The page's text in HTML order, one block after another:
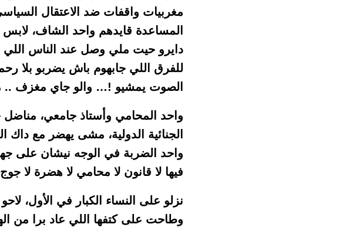
مغربيات واقفات ضد الاعتقال
المساعدة قايدهم واحد الشاف،
دايرو حيت ملي وصل عند الناس اللي
للفرق اللي جابهوم باش يضربو بلا
الصوت يمشيو !… والو جاي مغزف ..
واحد المحامي وأستاذ جامعي،
الجنائية الدولية، مشى يهضر مع
واحد الضربة في الوجه نيشان على
فيها لا قانون لا محامي لا هضرة
نزلو على النساء الكبار في الأول،
وطاحت على كتفها اللي عاد برا من